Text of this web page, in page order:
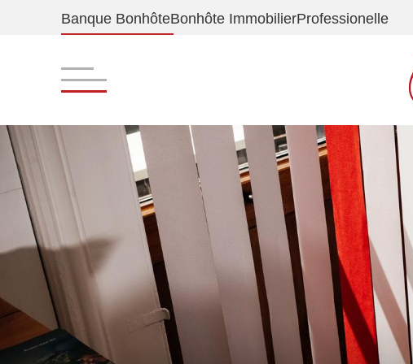
Banque BonhôteBonhôte ImmobilierProfessionelle